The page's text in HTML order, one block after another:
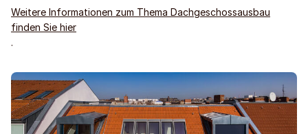
Weitere Informationen zum Thema Dachgeschossausbau
finden Sie hier
.